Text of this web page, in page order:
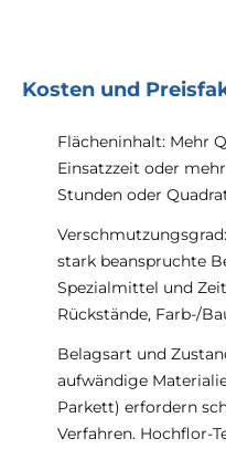
Kosten und
Flächeninhalt: Mehr
Einsatzzeit oder
Stunden oder
stark beanspruchte
Spezialmittel und
Rückstände, Farb-/
Belagsart und
aufwändige
Parkett) erfordern
Verfahren. Hochflor-